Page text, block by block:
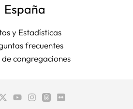
España
y Estadísticas
frecuentes
congregaciones